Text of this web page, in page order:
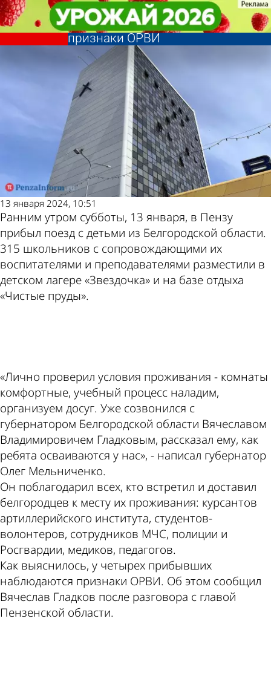
У четырех детей, прибывших в
Пензу из Белгорода, есть
признаки ОРВИ
Общество
13 января 2024, 10:51
Ранним утром субботы, 13 января, в Пензу
прибыл поезд с детьми из Белгородской области.
315 школьников с сопровождающими их
воспитателями и преподавателями разместили в
детском лагере «Звездочка» и на базе отдыха
«Чистые пруды».
«Лично проверил условия проживания - комнаты
комфортные, учебный процесс наладим,
организуем досуг. Уже созвонился с
губернатором Белгородской области Вячеславом
Владимировичем Гладковым, рассказал ему, как
ребята осваиваются у нас», - написал губернатор
Олег Мельниченко.
Он поблагодарил всех, кто встретил и доставил
белгородцев к месту их проживания: курсантов
артиллерийского института, студентов-
волонтеров, сотрудников МЧС, полиции и
Росгвардии, медиков, педагогов.
Как выяснилось, у четырех прибывших
наблюдаются признаки ОРВИ. Об этом сообщил
Вячеслав Гладков после разговора с главой
Пензенской области.
У четырех детей, прибывших в
Пензу из Белгорода, есть
признаки ОРВИ
Общество
Другие новости
по теме
Погода и курсы
валют в Пензе